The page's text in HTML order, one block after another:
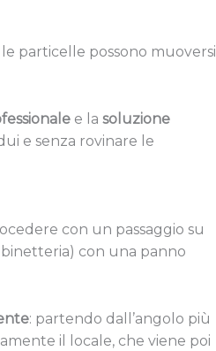
particelle possono muoversi
e la soluzione
e senza rovinare le
con un passaggio su
con una panno
: partendo dall’angolo più
il locale, che viene poi